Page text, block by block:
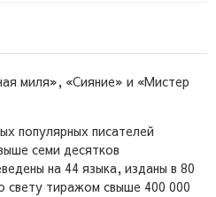
миля», «Сияние» и «Мистер
популярных писателей
семи десятков
на 44 языка, изданы в 80
свету тиражом свыше 400 000